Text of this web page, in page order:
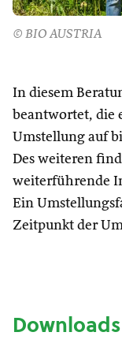
© BIO AUSTRIA
In diesem
beantwortet, die
Umstellung auf
Des weiteren
weiterführende
Ein
Zeitpunkt der
Downloads